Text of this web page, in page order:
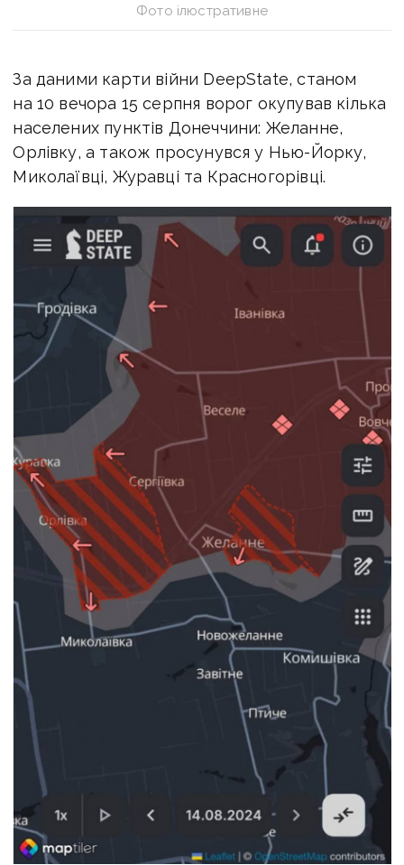
Фото ілюстративне
За даними карти війни DeepState, станом
на 10 вечора 15 серпня ворог окупував кілька
населених пунктів Донеччини: Желанне,
Орлівку, а також просунувся у Нью-Йорку,
Миколаївці, Журавці та Красногорівці.